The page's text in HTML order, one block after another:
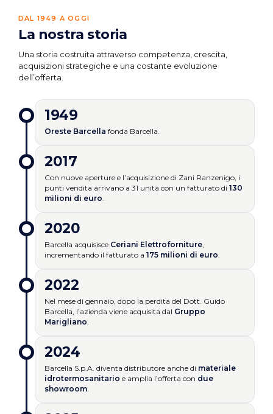
DAL 1949 A OGGI
La nostra storia
Una storia costruita attraverso competenza, crescita,
acquisizioni strategiche e una costante evoluzione
dell’offerta.
1949
Oreste Barcella fonda Barcella.
2017
Con nuove aperture e l’acquisizione di Zani Ranzenigo, i
punti vendita arrivano a 31 unità con un fatturato di 130
milioni di euro.
2020
Barcella acquisisce Ceriani Elettroforniture,
incrementando il fatturato a 175 milioni di euro.
2022
Nel mese di gennaio, dopo la perdita del Dott. Guido
Barcella, l’azienda viene acquisita dal Gruppo
Marigliano.
2024
Barcella S.p.A. diventa distributore anche di materiale
idrotermosanitario e amplia l’offerta con due
showroom.